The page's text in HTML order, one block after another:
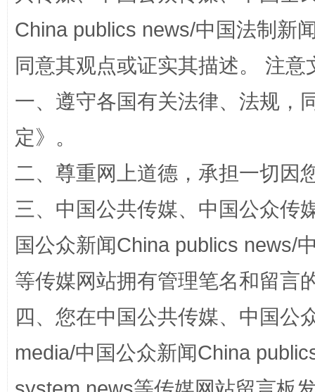
全民健身五年计划来了！等你上场
阿坝州三大球赛在茂县开幕 规模
China publics news/中国法制新
同意其观点或证实其描述。 注
一、遵守各国有关法律、法规，
定》。
二、尊重网上道德，承担一切因
三、中国公共传媒、中国公众传
国公众新闻China publics news/
等传媒网站拥有管理笔名和留言
四、您在中国公共传媒、中国公
media/中国公众新闻China